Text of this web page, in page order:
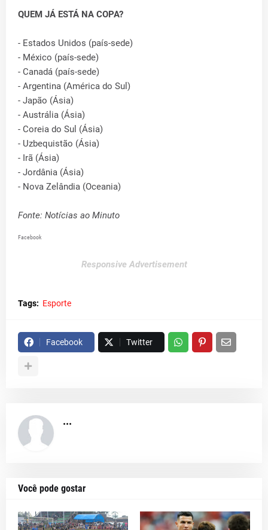
QUEM JÁ ESTÁ NA COPA?
- Estados Unidos (país-sede)
- México (país-sede)
- Canadá (país-sede)
- Argentina (América do Sul)
- Japão (Ásia)
- Austrália (Ásia)
- Coreia do Sul (Ásia)
- Uzbequistão (Ásia)
- Irã (Ásia)
- Jordânia (Ásia)
- Nova Zelândia (Oceania)
Fonte: Notícias ao Minuto
Facebook
Responsive Advertisement
Tags: Esporte
Facebook Twitter
...
Você pode gostar